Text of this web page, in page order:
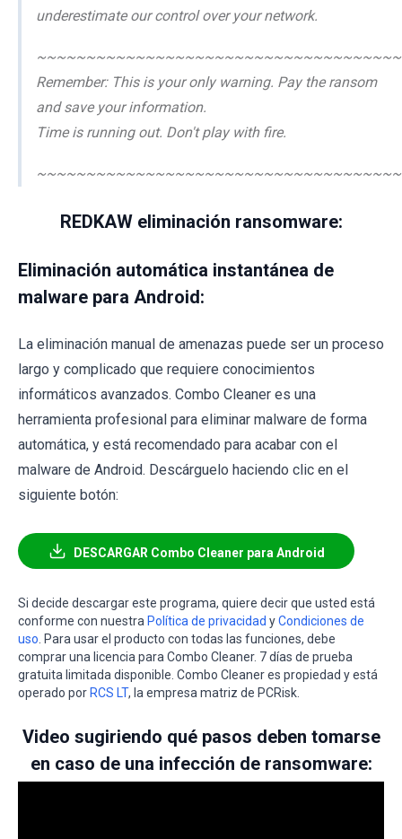
underestimate our control over your network.
Remember: This is your only warning. Pay the ransom
and save your information.
Time is running out. Don't play with fire.
REDKAW eliminación ransomware:
Eliminación automática instantánea de
malware para Android:
La eliminación manual de amenazas puede ser un proceso
largo y complicado que requiere conocimientos
informáticos avanzados. Combo Cleaner es una
herramienta profesional para eliminar malware de forma
automática, y está recomendado para acabar con el
malware de Android. Descárguelo haciendo clic en el
siguiente botón:
DESCARGAR Combo Cleaner para Android
Si decide descargar este programa, quiere decir que usted está
conforme con nuestra Política de privacidad yCondiciones de
uso . Para usar el producto con todas las funciones, debe
comprar una licencia para Combo Cleaner. 7 días de prueba
gratuita limitada disponible. Combo Cleaner es propiedad y está
operado por RCS LT, la empresa matriz de PCRisk.
Video sugiriendo qué pasos deben tomarse
en caso de una infección de ransomware: